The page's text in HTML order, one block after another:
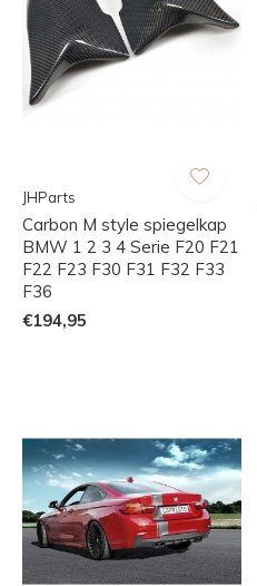
JHParts
Carbon M style spiegelkap
BMW 1 2 3 4 Serie F20 F21
F22 F23 F30 F31 F32 F33
F36
€194,95